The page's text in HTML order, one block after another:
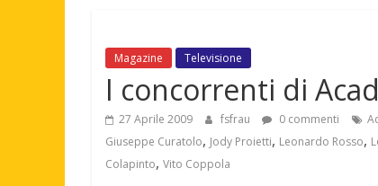
Motori,
gay
news
maschile
Magazine Televisione
I concorrenti di
27 Aprile 2009 fsfrau 0 commenti
Giuseppe Curatolo, Jody Proietti, Leonardo Rosso,
Colapinto, Vito Coppola